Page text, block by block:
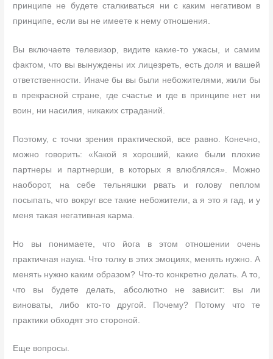
принципе не будете сталкиваться ни с каким негативом в
принципе, если вы не имеете к нему отношения.
Вы включаете телевизор, видите какие-то ужасы, и самим
фактом, что вы вынуждены их лицезреть, есть доля и вашей
ответственности. Иначе бы вы были небожителями, жили бы
в прекрасной стране, где счастье и где в принципе нет ни
воин, ни насилия, никаких страданий.
Поэтому, с точки зрения практической, все равно. Конечно,
можно говорить: «Какой я хороший, какие были плохие
партнеры и партнерши, в которых я влюблялся». Можно
наоборот, на себе тельняшки рвать и голову пеплом
посыпать, что вокруг все такие небожители, а я это я гад, и у
меня такая негативная карма.
Но вы понимаете, что йога в этом отношении очень
практичная наука. Что толку в этих эмоциях, менять нужно. А
менять нужно каким образом? Что-то конкретно делать. А то,
что вы будете делать, абсолютно не зависит: вы ли
виноваты, либо кто-то другой. Почему? Потому что те
практики обходят это стороной.
Еще вопросы.